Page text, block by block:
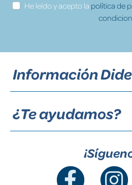
He leído y acepto la política de
Información
¿Te ayudamos?